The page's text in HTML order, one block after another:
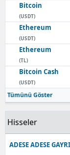
Bitcoin
(USDT)
Ethereum
(USDT)
Ethereum
(TL)
Bitcoin Cash
(USDT)
Tümünü Göster
Hisseler
ADESE ADESE